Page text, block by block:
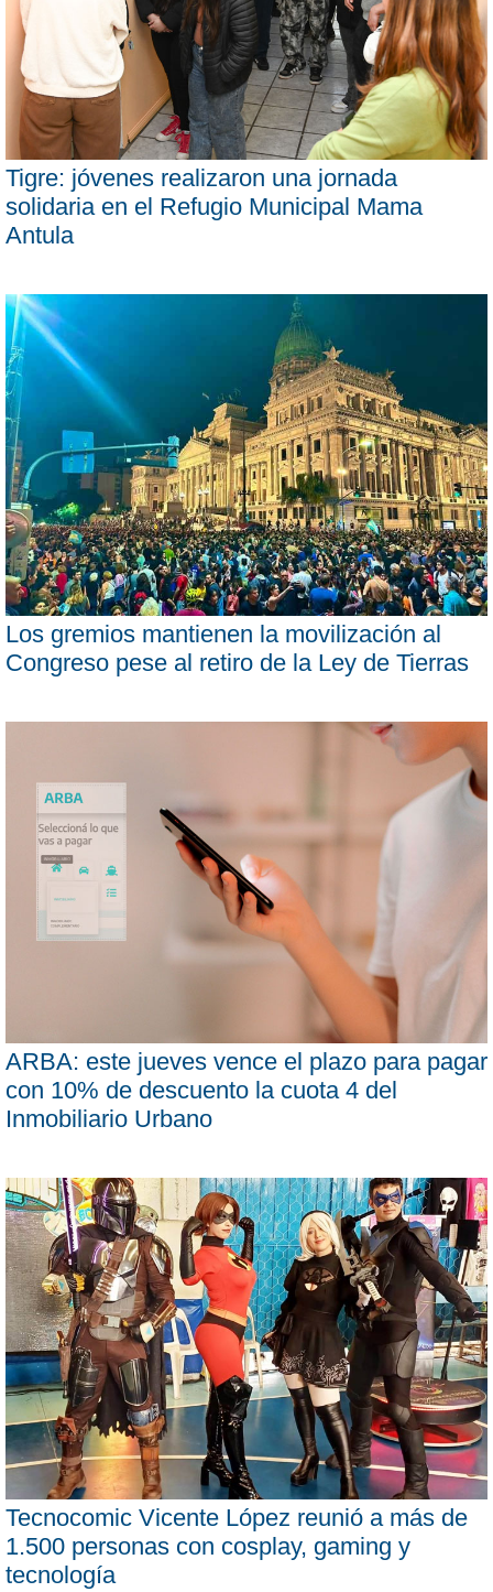
Tigre: jóvenes realizaron una jornada
solidaria en el Refugio Municipal Mama
Antula
Los gremios mantienen la movilización al
Congreso pese al retiro de la Ley de Tierras
ARBA: este jueves vence el plazo para pagar
con 10% de descuento la cuota 4 del
Inmobiliario Urbano
Tecnocomic Vicente López reunió a más de
1.500 personas con cosplay, gaming y
tecnología